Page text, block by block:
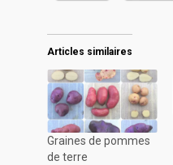
Articles similaires
Graines de pommes
de terre